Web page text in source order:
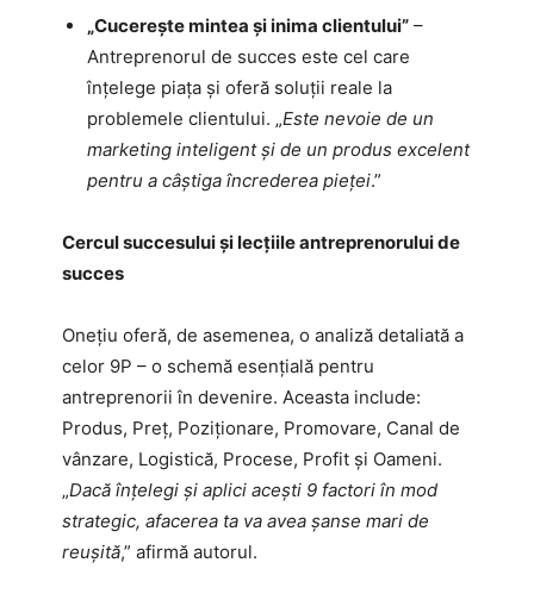
„Cucerește mintea și inima clientului” –
Antreprenorul de succes este cel care
înțelege piața și oferă soluții reale la
problemele clientului. „Este nevoie de un
marketing inteligent și de un produs excelent
pentru a câștiga încrederea pieței.”
Cercul succesului și lecțiile antreprenorului de
succes
Onețiu oferă, de asemenea, o analiză detaliată a
celor 9P – o schemă esențială pentru
antreprenorii în devenire. Aceasta include:
Produs, Preț, Poziționare, Promovare, Canal de
vânzare, Logistică, Procese, Profit și Oameni.
„Dacă înțelegi și aplici acești 9 factori în mod
strategic, afacerea ta va avea șanse mari de
reușită,” afirmă autorul.